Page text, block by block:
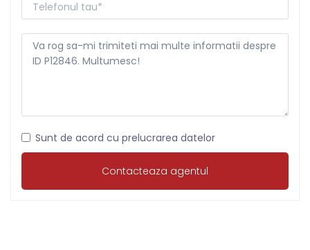
Sunt de acord cu prelucrarea datelor